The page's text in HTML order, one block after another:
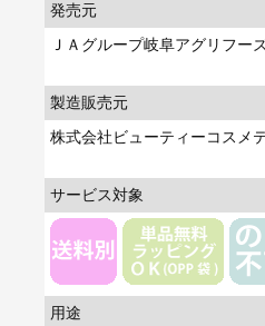
発売元
ＪＡグループ岐阜アグリフー
製造販売元
株式会社ビューティーコスメ
サービス対象
用途